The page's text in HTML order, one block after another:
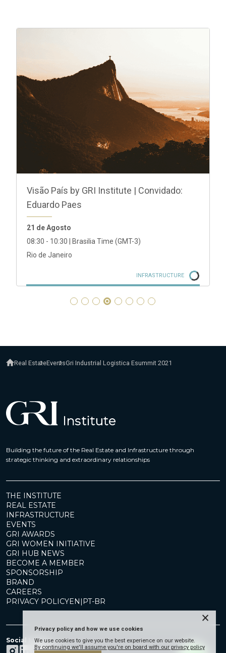
Visão País by GRI Institute | Convidado:
Eduardo Paes
21 de Agosto
08:30 - 10:30 | Brasilia Time (GMT-3)
Rio de Janeiro
INFRASTRUCTURE
Real EstateEventsGri Industrial Logistica Esummit 2021
Building the future of the Real Estate and Infrastructure through
strategic thinking and extraordinary relationships
THE INSTITUTE
REAL ESTATE
INFRASTRUCTURE
EVENTS
GRI AWARDS
GRI WOMEN INITIATIVE
GRI HUB NEWS
BECOME A MEMBER
SPONSORSHIP
BRAND
CAREERS
PRIVACY POLICYEN | PT-BR
Social Media
Privacy policy and how we use cookies
We use cookies to give you the best experience on our website.
By continuing we'll assume you're on board with our privacy policy
×